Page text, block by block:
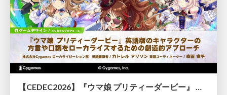
【CEDEC2026】『ウマ娘 プリティーダービー』 英語版のキャラクターの方言や口調をローカライズするための創造的アプローチ